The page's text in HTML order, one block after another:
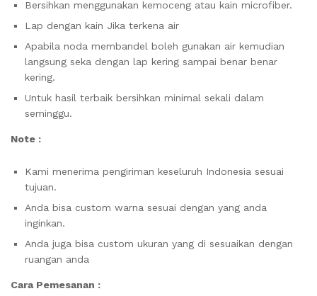
Bersihkan menggunakan kemoceng atau kain microfiber.
Lap dengan kain Jika terkena air
Apabila noda membandel boleh gunakan air kemudian
langsung seka dengan lap kering sampai benar benar
kering.
Untuk hasil terbaik bersihkan minimal sekali dalam
seminggu.
Note :
Kami menerima pengiriman keseluruh Indonesia sesuai
tujuan.
Anda bisa custom warna sesuai dengan yang anda
inginkan.
Anda juga bisa custom ukuran yang di sesuaikan dengan
ruangan anda
Cara Pemesanan :